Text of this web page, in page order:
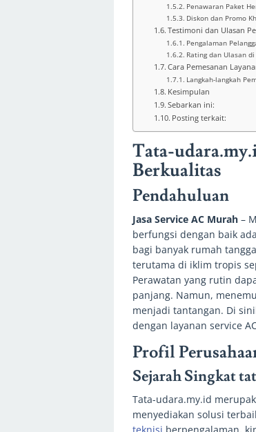
Penawaran Paket
Diskon dan Promo
Testimoni dan Ulasan
Pengalaman
Rating dan Ulasan
Cara Pemesanan
Langkah-langkah
Kesimpulan
Sebarkan ini:
Posting terkait:
Tata-
Berkualitas
Pendahuluan
Jasa Service AC Murah –
berfungsi dengan baik
bagi banyak rumah
terutama di iklim tropis
Perawatan yang rutin
panjang. Namun,
menjadi tantangan. Di
dengan layanan service
Profil
Sejarah Singkat
Tata-udara.my.id
menyediakan solusi